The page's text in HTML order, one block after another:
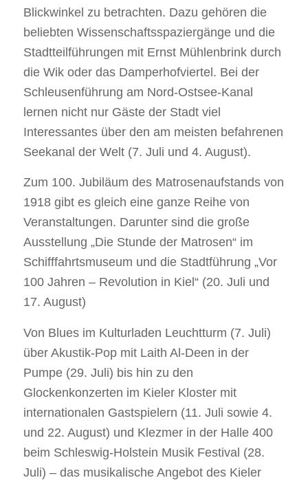
Blickwinkel zu betrachten. Dazu gehören die
beliebten Wissenschaftsspaziergänge und die
Stadtteilführungen mit Ernst Mühlenbrink durch
die Wik oder das Damperhofviertel. Bei der
Schleusenführung am Nord-Ostsee-Kanal
lernen nicht nur Gäste der Stadt viel
Interessantes über den am meisten befahrenen
Seekanal der Welt (7. Juli und 4. August).
Zum 100. Jubiläum des Matrosenaufstands von
1918 gibt es gleich eine ganze Reihe von
Veranstaltungen. Darunter sind die große
Ausstellung „Die Stunde der Matrosen“ im
Schifffahrtsmuseum und die Stadtführung „Vor
100 Jahren – Revolution in Kiel“ (20. Juli und
17. August)
Von Blues im Kulturladen Leuchtturm (7. Juli)
über Akustik-Pop mit Laith Al-Deen in der
Pumpe (29. Juli) bis hin zu den
Glockenkonzerten im Kieler Kloster mit
internationalen Gastspielern (11. Juli sowie 4.
und 22. August) und Klezmer in der Halle 400
beim Schleswig-Holstein Musik Festival (28.
Juli) – das musikalische Angebot des Kieler